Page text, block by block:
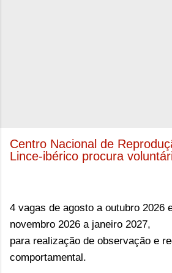
Centro Nacional de
Lince-ibérico procura
4 vagas de agosto a outubro 2026
novembro 2026 a janeiro 2027,
para realização de observação e
comportamental.